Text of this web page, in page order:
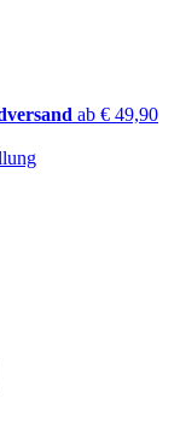
ab € 49,90